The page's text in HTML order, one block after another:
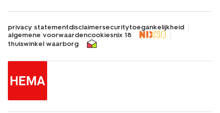
privacy statementdisclaimersecuritytoegankelijkheid
algemene voorwaardencookiesnix 18
thuiswinkel waarborg